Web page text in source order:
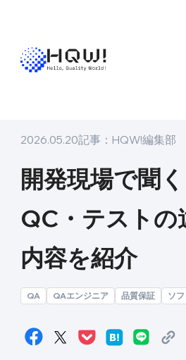
トップ メディアナレッジ 開発現場
2026.05.20記事： HQW!編集部
開発現場で聞
QC・テストの
内容を紹介
QA QAエンジニア 品質保証 ソ